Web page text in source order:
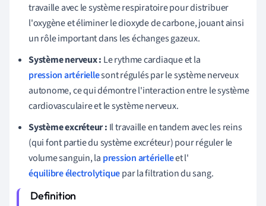
travaille avec le système respiratoire pour distribuer
l'oxygène et éliminer le dioxyde de carbone, jouant ainsi
un rôle important dans les échanges gazeux.
Système nerveux : Le rythme cardiaque et la
pression artériellesont régulés par le système nerveux
autonome, ce qui démontre l'interaction entre le système
cardiovasculaire et le système nerveux.
Système excréteur : Il travaille en tandem avec les reins
(qui font partie du système excréteur) pour réguler le
volume sanguin, la pression artérielleet l'
équilibre électrolytiquepar la filtration du sang.